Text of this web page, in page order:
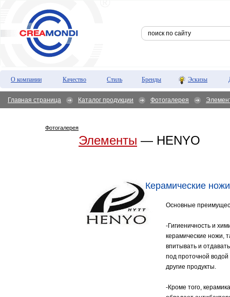
О компании Качество Стиль Бренды Эскизы
Главная страница Каталог продукции Фотогалерея
Фотогалерея
Элементы — HENYO
Керамические
Основные
-Гигиеничность и
керамические ножи,
впитывать и
под проточной
другие продукты.
-Кроме того,